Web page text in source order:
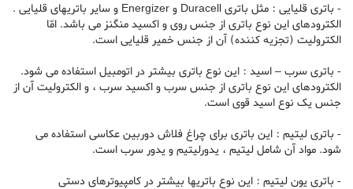
- باتری قلیایی : مثل باتری Duracell و Energizer و سایر باتریهای قلیایی .
الکترودهای این نوع باتری از جنس روی و اکسید منگنز می باشد. امّا
الکترولیت (تجزیه کننده) آن از جنس خمیر قلیایی است.
- باتری سرب – اسید : این نوع باتری بیشتر در اتومبیل استفاده می شود.
الکترودهای این نوع باتری از جنس سرب و اکسید سرب ، و الکترولیت آن از
جنس یک نوع اسید قوی است.
- باتری لیتیم : این باتری برای چراغ فلاش دوربین عکاسی استفاده می
شود. مواد آن شامل لیتیم ، یدورلیتیم و یدور سرب است.
- باتری یون لیتیم : این نوع باتریها بیشتر در کامپیوترهای دستی